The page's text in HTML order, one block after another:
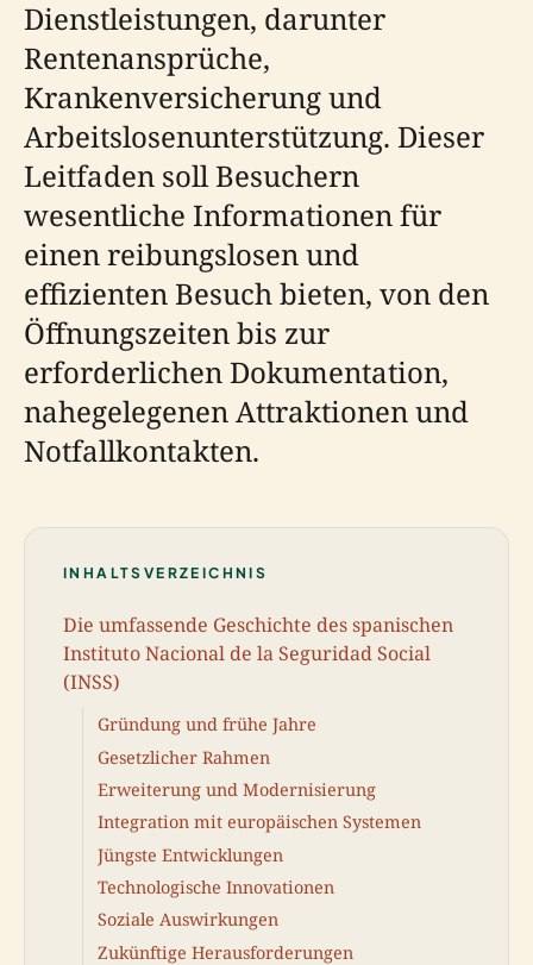
Dienstleistungen, darunter
Rentenansprüche,
Krankenversicherung und
Arbeitslosenunterstützung. Dieser
Leitfaden soll Besuchern
wesentliche Informationen für
einen reibungslosen und
effizienten Besuch bieten, von den
Öffnungszeiten bis zur
erforderlichen Dokumentation,
nahegelegenen Attraktionen und
Notfallkontakten.
INHALTSVERZEICHNIS
Die umfassende Geschichte des spanischen
Instituto Nacional de la Seguridad Social
(INSS)
Gründung und frühe Jahre
Gesetzlicher Rahmen
Erweiterung und Modernisierung
Integration mit europäischen Systemen
Jüngste Entwicklungen
Technologische Innovationen
Soziale Auswirkungen
Zukünftige Herausforderungen